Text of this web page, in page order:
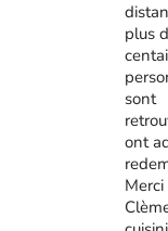
plus
sont
ont
Merci